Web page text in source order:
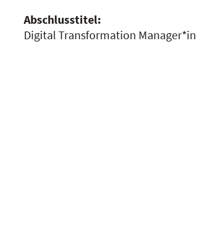
Abschlusstitel:
Digital Transformation Manager*in